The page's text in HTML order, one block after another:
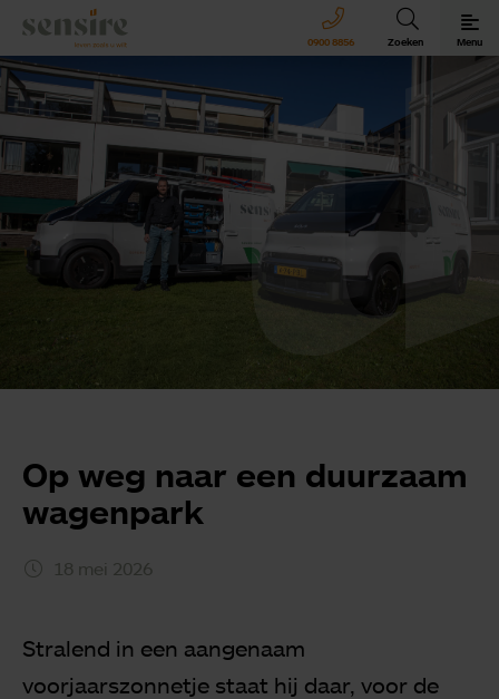
Sensire logo
0900 8856 Zoeken Menu
Sensire bij u thuis
Revalideren met Sensire
Wonen en zorg met Sensire
Meer over Sensire
Op weg naar een duurzaam
wagenpark
18 mei 2026
Stralend in een aangenaam
voorjaarszonnetje staat hij daar, voor de